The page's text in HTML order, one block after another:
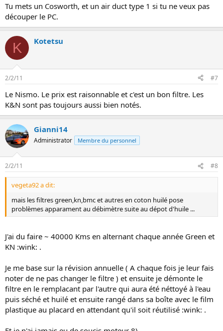
Tu mets un Cosworth, et un air duct type 1 si tu ne veux pas
découper le PC.
K Kotetsu
2/2/11 #7
Le Nismo. Le prix est raisonnable et c'est un bon filtre. Les
K&N sont pas toujours aussi bien notés.
Gianni14
Administrator Membre du personnel
2/2/11 #8
vegeta92 a dit:
mais les filtres green,kn,bmc et autres en coton huilé pose
problèmes apparament au débimètre suite au dépot d'huile ...
J'ai du faire ~ 40000 Kms en alternant chaque année Green et
KN :wink: .
Je me base sur la révision annuelle ( A chaque fois je leur fais
noter de ne pas changer le filtre ) et ensuite je démonte le
filtre en le remplacant par l'autre qui aura été néttoyé à l'eau
puis séché et huilé et ensuite rangé dans sa boîte avec le film
plastique au placard en attendant qu'il soit réutilisé :wink: .